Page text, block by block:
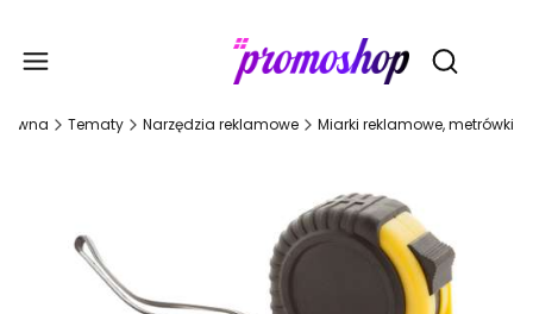
Otwórz
Tematy Narzędzia reklamowe Miarki reklamowe, metrówki